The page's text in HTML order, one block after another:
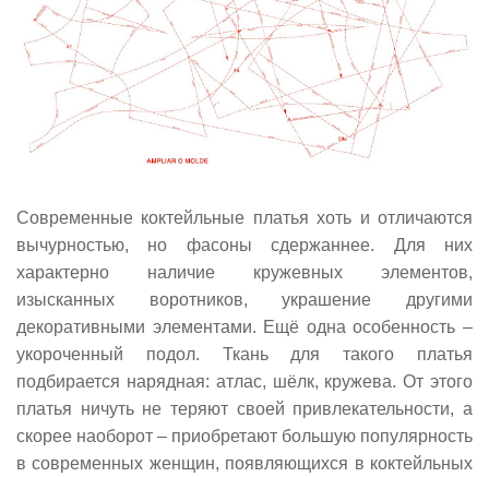
Современные коктейльные платья хоть и отличаются
вычурностью, но фасоны сдержаннее. Для них
характерно наличие кружевных элементов,
изысканных воротников, украшение другими
декоративными элементами. Ещё одна особенность –
укороченный подол. Ткань для такого платья
подбирается нарядная: атлас, шёлк, кружева. От этого
платья ничуть не теряют своей привлекательности, а
скорее наоборот – приобретают большую популярность
в современных женщин, появляющихся в коктейльных